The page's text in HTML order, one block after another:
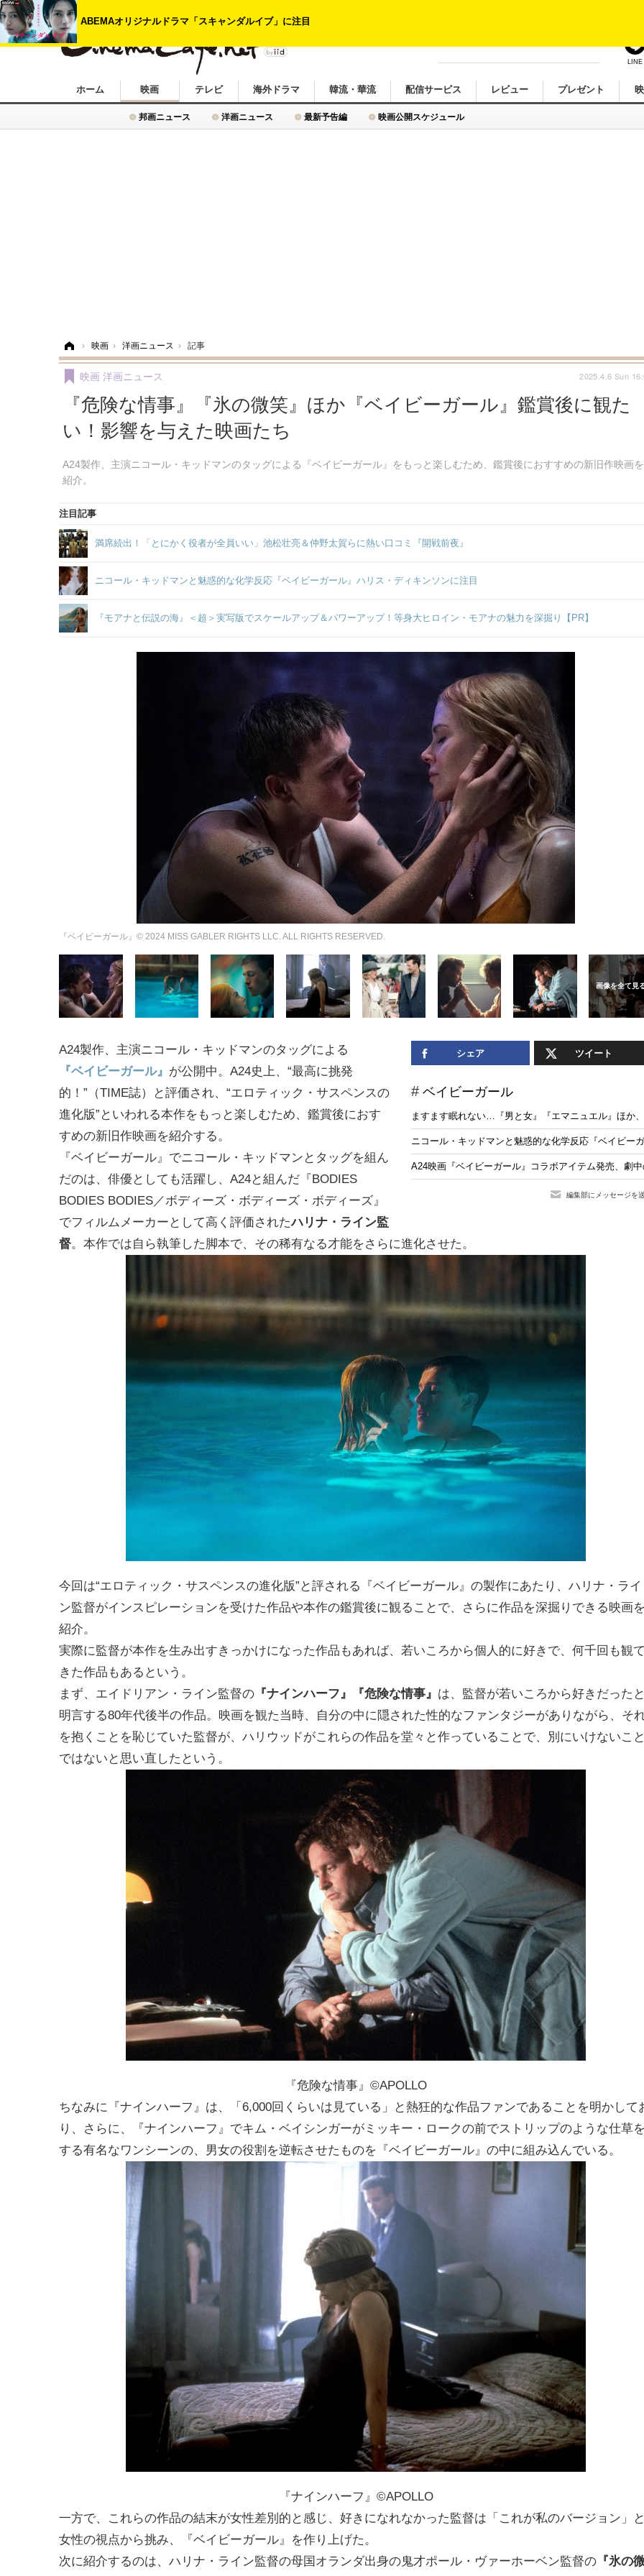
ホーム 映画
邦画ニュース 洋画ニュース 最新予告編 映画公開スケジュール
テレビ 海外ドラマ 韓流・華流 配信サービス レビュー プレゼント
› 映画 › 洋画ニュース › 記事
『危険な情事』『氷の微笑』ほか『ベイビーガール』鑑賞後に観た
い！影響を与えた映画たち
A24製作、主演ニコール・キッドマンのタッグによる『ベイビーガール』をもっと楽しむため、鑑賞後におすすめの新旧作映画を
紹介。
映画 洋画ニュース 2025.4.6 Sun
注目記事
満席続出！「とにかく役者が全員いい」池松壮亮＆仲野太賀らに熱い口コミ『開戦前夜』
ニコール・キッドマンと魅惑的な化学反応『ベイビーガール』ハリス・ディキンソンに注目
『モアナと伝説の海』＜超＞実写版でスケールアップ＆パワーアップ！等身大ヒロイン・モアナの魅力を深掘り【PR】
『ベイビーガール』© 2024 MISS GABLER RIGHTS LLC. ALL RIGHTS RESERVED.
シェア ツイート
ベイビーガール
ますます眠れない…『男と女』『エマニュエル』ほか
ニコール・キッドマンと魅惑的な化学反応『ベイビー
A24映画『ベイビーガール』コラボアイテム発売、劇
編集部にメッセージを
A24製作、主演ニコール・キッドマンのタッグによる
『ベイビーガール』 が公開中。A24史上、“最高に挑発
的！”（TIME誌）と評価され、“エロティック・サスペンスの
進化版”といわれる本作をもっと楽しむため、鑑賞後におす
すめの新旧作映画を紹介する。
『ベイビーガール』でニコール・キッドマンとタッグを組ん
だのは、俳優としても活躍し、A24と組んだ『BODIES
BODIES BODIES／ボディーズ・ボディーズ・ボディーズ』
でフィルムメーカーとして高く評価されたハリナ・ライン監
督。本作では自ら執筆した脚本で、その稀有なる才能をさらに進化させた。
今回は“エロティック・サスペンスの進化版”と評される『ベイビーガール』の製作にあたり、ハリナ・ライ
ン監督がインスピレーションを受けた作品や本作の鑑賞後に観ることで、さらに作品を深掘りできる映画
紹介。
実際に監督が本作を生み出すきっかけになった作品もあれば、若いころから個人的に好きで、何千回も観
きた作品もあるという。
まず、エイドリアン・ライン監督の 『ナインハーフ』『危険な情事』 は、監督が若いころから好きだった
明言する80年代後半の作品。映画を観た当時、自分の中に隠された性的なファンタジーがありながら、そ
を抱くことを恥じていた監督が、ハリウッドがこれらの作品を堂々と作っていることで、別にいけないこ
ではないと思い直したという。
『危険な情事』©APOLLO
ちなみに『ナインハーフ』は、「6,000回くらいは見ている」と熱狂的な作品ファンであることを明かして
り、さらに、『ナインハーフ』でキム・ベイシンガーがミッキー・ロークの前でストリップのような仕草
する有名なワンシーンの、男女の役割を逆転させたものを『ベイビーガール』の中に組み込んでいる。
『ナインハーフ』©APOLLO
一方で、これらの作品の結末が女性差別的と感じ、好きになれなかった監督は「これが私のバージョン」
女性の視点から挑み、『ベイビーガール』を作り上げた。
次に紹介するのは、ハリナ・ライン監督の母国オランダ出身の鬼才ポール・ヴァーホーベン監督の 『氷の
LINE
シネマカフェ